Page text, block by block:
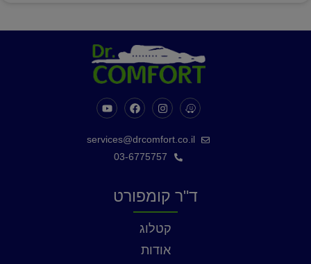
services@drcomfort.co.il
03-6775757
ד"ר קומפורט
קטלוג
אודות